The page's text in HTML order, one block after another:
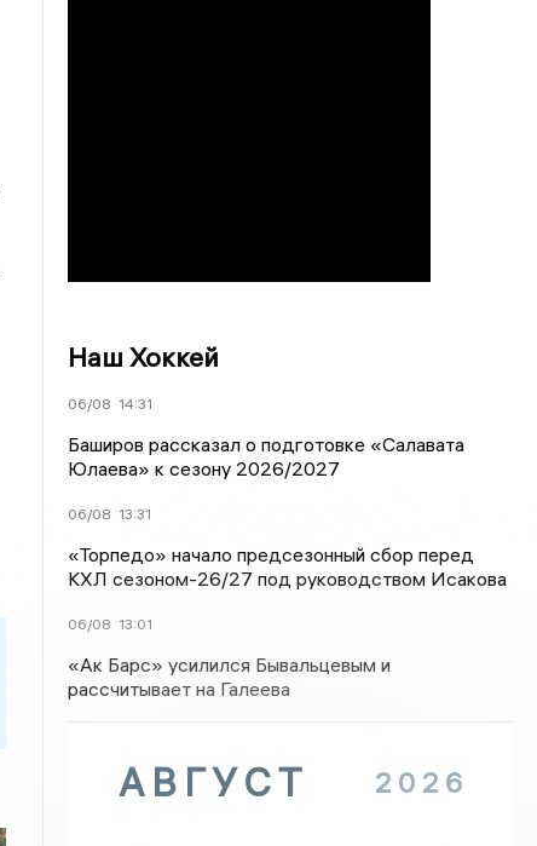
Наш Хоккей
06/08 14:31
Баширов рассказал о подготовке «Салавата
Юлаева» к сезону 2026/2027
06/08 13:31
«Торпедо» начало предсезонный сбор перед
КХЛ сезоном-26/27 под руководством Исакова
06/08 13:01
«Ак Барс» усилился Бывальцевым и
рассчитывает на Галеева
АВГУСТ 2026